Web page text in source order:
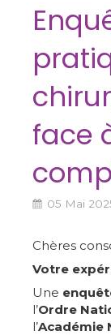
face
05 Mai
Chères
Votre
Une
l’Ordre
l’Académie